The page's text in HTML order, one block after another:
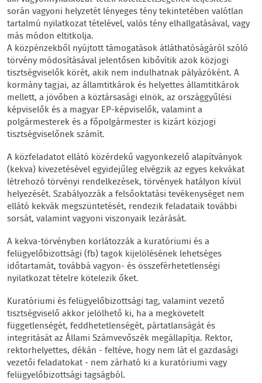
során vagyoni helyzetét lényeges tény tekintetében valótlan
tartalmú nyilatkozat tételével, valós tény elhallgatásával, vagy
más módon eltitkolja.
A közpénzekből nyújtott támogatások átláthatóságáról szóló
törvény módosításával jelentősen kibővítik azok közjogi
tisztségviselők körét, akik nem indulhatnak pályázóként. A
kormány tagjai, az államtitkárok és helyettes államtitkárok
mellett, a jövőben a köztársasági elnök, az országgyűlési
képviselők és a magyar EP-képviselők, valamint a
polgármesterek és a főpolgármester is kizárt közjogi
tisztségviselőnek számít.
A közfeladatot ellátó közérdekű vagyonkezelő alapítványok
(kekva) kivezetésével egyidejűleg elvégzik az egyes kekvákat
létrehozó törvényi rendelkezések, törvények hatályon kívül
helyezését. Szabályozzák a felsőoktatási tevékenységet nem
ellátó kekvák megszüntetését, rendezik feladataik további
sorsát, valamint vagyoni viszonyaik lezárását.
A kekva-törvényben korlátozzák a kuratóriumi és a
felügyelőbizottsági (fb) tagok kijelölésének lehetséges
időtartamát, továbbá vagyon- és összeférhetetlenségi
nyilatkozat tételre kötelezik őket.
Kuratóriumi és felügyelőbizottsági tag, valamint vezető
tisztségviselő akkor jelölhető ki, ha a megkövetelt
függetlenségét, feddhetetlenségét, pártatlanságát és
integritását az Állami Számvevőszék megállapítja. Rektor,
rektorhelyettes, dékán - feltéve, hogy nem lát el gazdasági
vezetői feladatokat - nem zárható ki a kuratóriumi vagy
felügyelőbizottsági tagságból.